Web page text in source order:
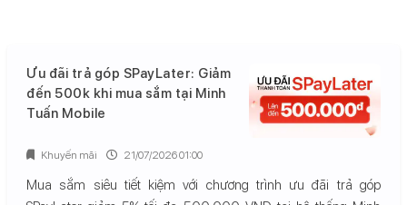
Ưu đãi trả góp SPayLater: Giảm
đến 500k khi mua sắm tại Minh
Tuấn Mobile
Mua sắm siêu tiết kiệm với chương trình ưu đãi trả góp
Khuyến mãi 21/07/2026 01:00